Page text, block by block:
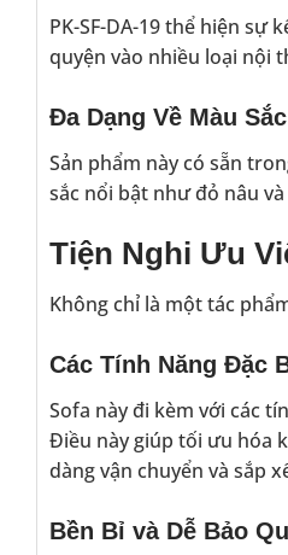
PK-SF-DA-19 thể hiện sự
quyện vào nhiều loại nội
Đa Dạng Về Màu Sắc
Sản phẩm này có sẵn
sắc nổi bật như đỏ nâu
Tiện Nghi Ưu
Không chỉ là một tác
Các Tính Năng Đặc
Sofa này đi kèm với các
Điều này giúp tối ưu hóa
dàng vận chuyển và sắp
Bền Bỉ và Dễ Bảo